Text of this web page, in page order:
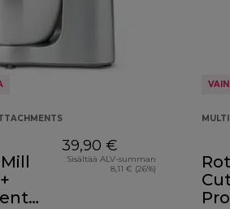
39,90 €
Sisältää ALV-summan
8,11 € (26%)